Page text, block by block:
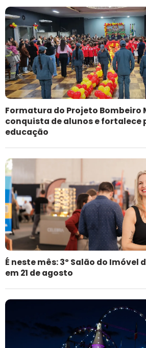
Formatura do Projeto Bombeiro
conquista de alunos e fortalece
educação
É neste mês: 3º Salão do Imóvel
em 21 de agosto